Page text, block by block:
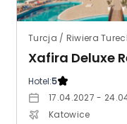
Turcja / Riwiera
Xafira Deluxe
Hotel:5
17.04.2027 -
Katowice